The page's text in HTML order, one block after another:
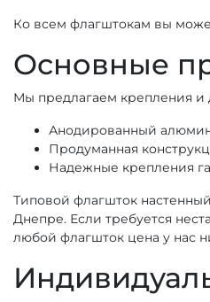
Ко всем флагштокам вы
Основные
Мы предлагаем крепления и
Анодированный
Продуманная
Надежные крепления
Типовой флагшток
Днепре. Если требуется
любой флагшток цена у нас